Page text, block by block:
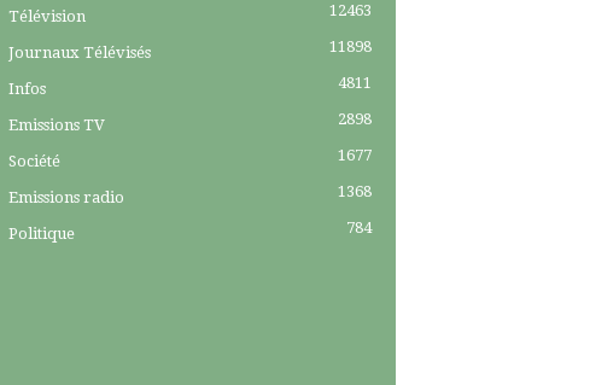
Télévision 12463
Journaux Télévisés 11898
Infos 4811
Emissions TV 2898
Société 1677
Emissions radio 1368
Politique 784